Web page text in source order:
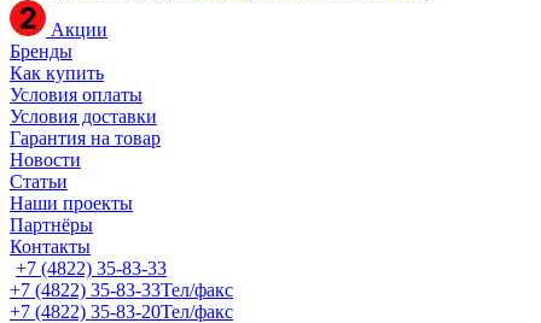
Акции
Бренды
Как купить
Условия оплаты
Условия доставки
Гарантия на товар
Новости
Статьи
Наши проекты
Партнёры
Контакты
+7 (4822) 35-83-33
+7 (4822) 35-83-33Тел/факс
+7 (4822) 35-83-20Тел/факс